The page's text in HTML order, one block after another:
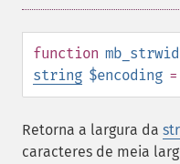
function
string $encoding =
Retorna a largura da
caracteres de meia